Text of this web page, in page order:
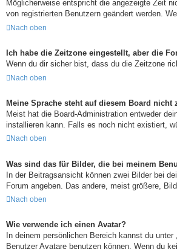
Möglicherweise entspricht die angezeigte Zeit
von registrierten Benutzern geändert werden.
Nach oben
Ich habe die Zeitzone eingestellt, aber die
Wenn du dir sicher bist, dass du die Zeitzone
Nach oben
Meine Sprache steht auf diesem Board nicht
Meist hat die Board-Administration entweder
installieren kann. Falls es noch nicht existiert,
Nach oben
Was sind das für Bilder, die bei meinem
In der Beitragsansicht können zwei Bilder bei
Forum angeben. Das andere, meist größere,
Nach oben
Wie verwende ich einen Avatar?
In deinem persönlichen Bereich kannst du
Benutzer Avatare benutzen können. Wenn du